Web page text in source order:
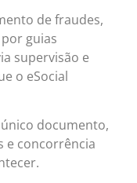
de fraudes,
guias
supervisão e
o eSocial
documento,
e concorrência